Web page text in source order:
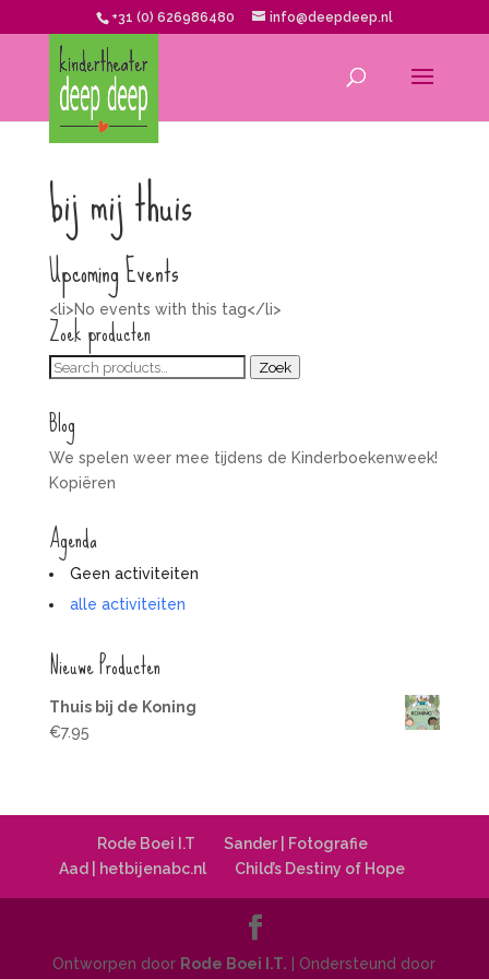
+31 (0) 626986480 info@deepdeep.nl
bij mij thuis
Upcoming Events
<li>No events with this tag</li>
Zoek producten
Zoeken
Zoek
Blog
We spelen weer mee tijdens de Kinderboekenweek!
Kopiëren
Agenda
Geen activiteiten
alle activiteiten
Nieuwe Producten
Thuis bij de Koning
€7.95
Rode Boei I.T
Sander | Fotografie
Aad | hetbijenabc.nl
Child’s Destiny of Hope
Ontworpen door Rode Boei I.T. | Ondersteund door